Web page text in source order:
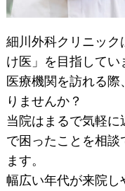
細川外科クリニック
け医」を目指してい
医療機関を訪れる
りませんか？
当院はまるで気軽
で困ったことを相
ます。
幅広い年代が来院し